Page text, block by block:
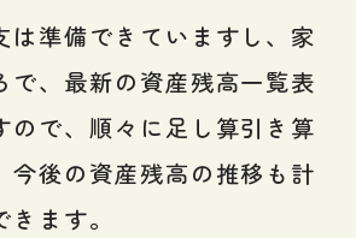
は準備できていますし、家
で、最新の資産残高一覧表
ので、順々に足し算引き算
今後の資産残高の推移も計
ます。